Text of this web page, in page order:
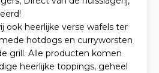
ook heerlijke verse wafels ter
hotdogs en curryworsten
grill. Alle producten komen
heerlijke toppings, geheel